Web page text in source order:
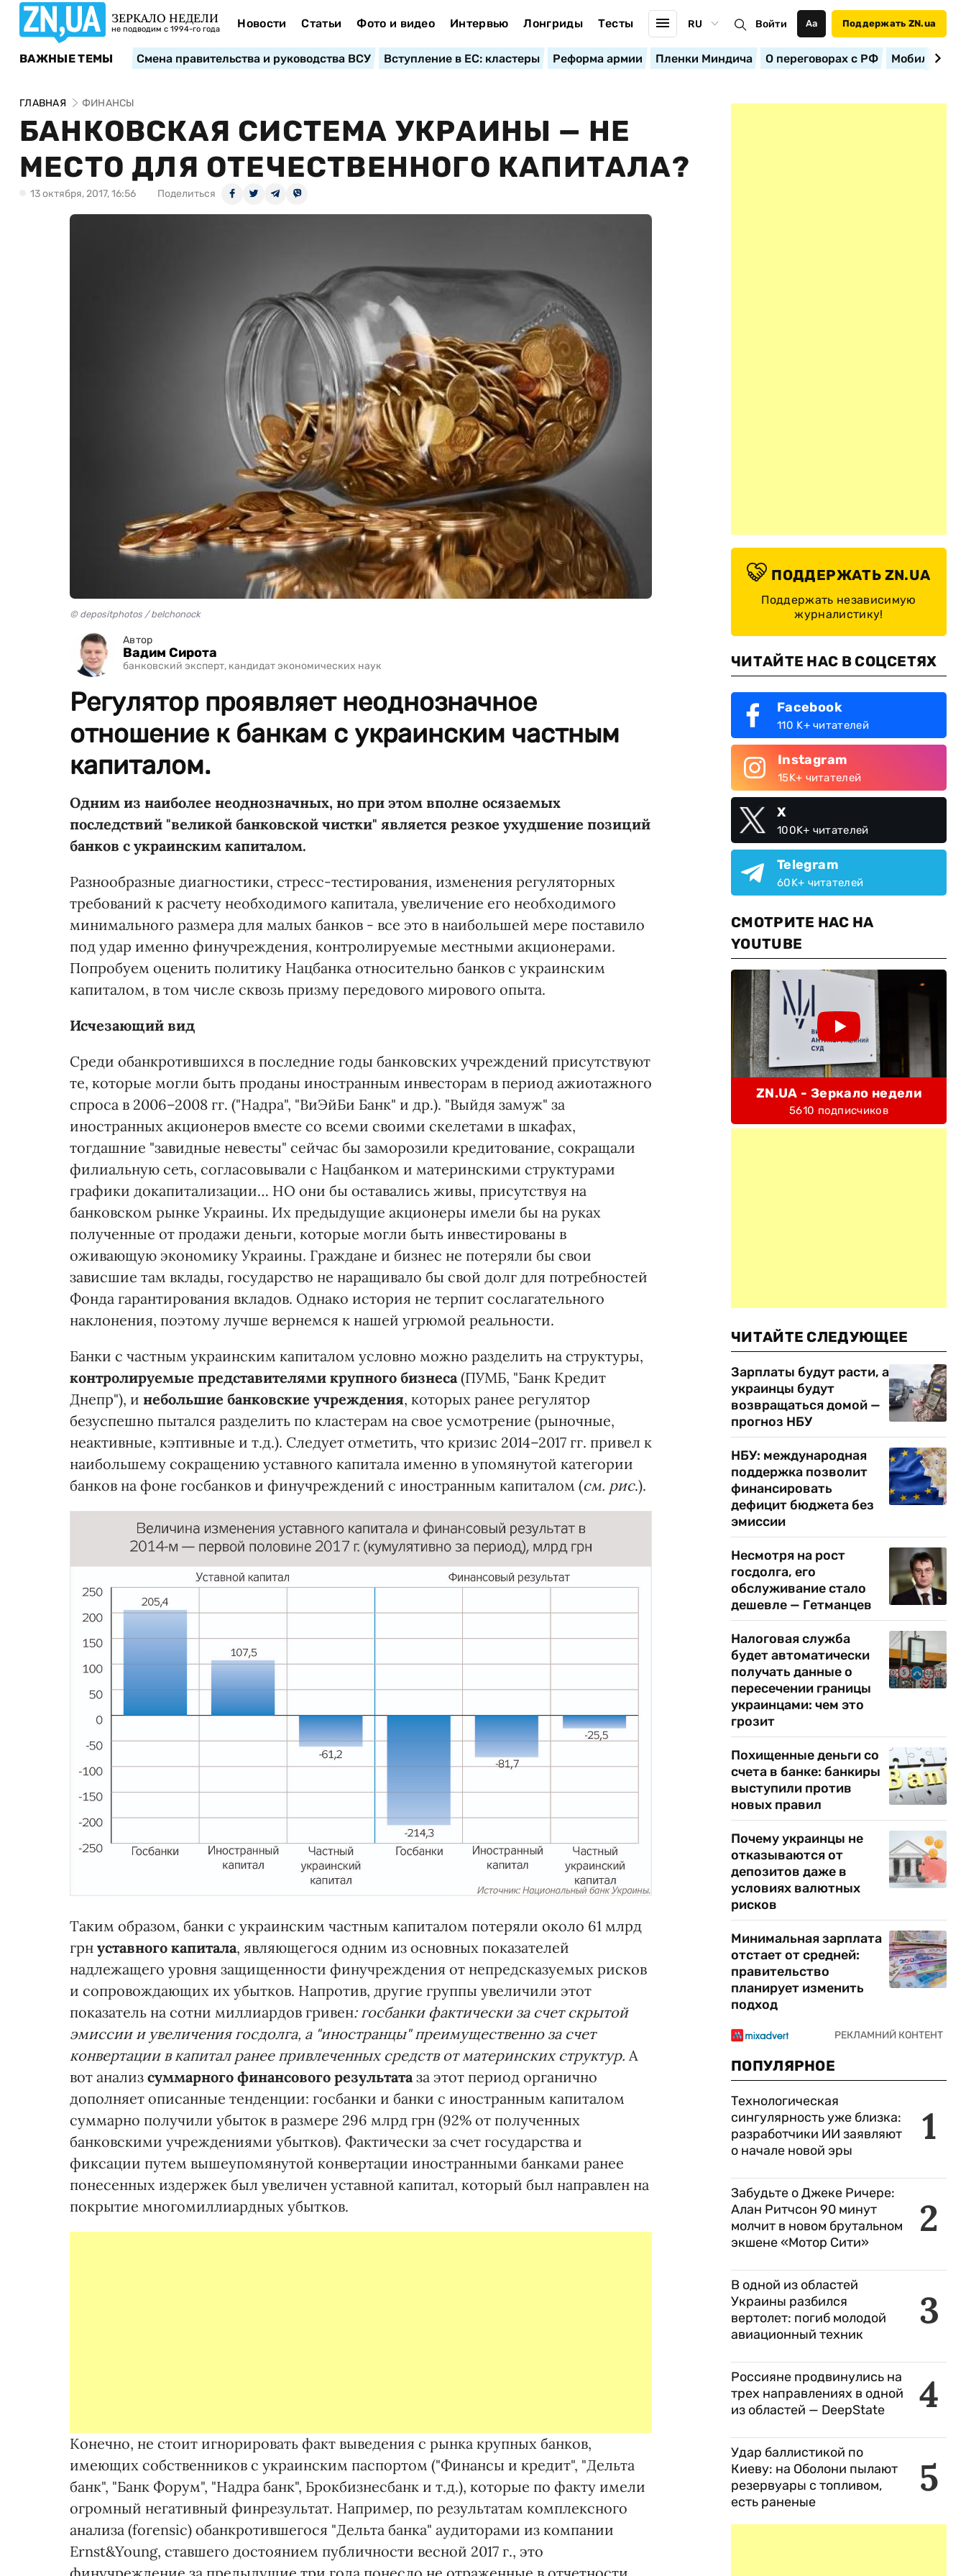
ЗЕРКАЛО НЕДЕЛИ
не подводим с 1994-го года Новости Статьи Фото и видео Интервью Лонгриды Тесты RU Войти Аа Поддержать ZN.ua
ВАЖНЫЕ ТЕМЫ Смена правительства и руководства ВСУ Вступление в ЕС: кластеры Реформа армии Пленки Миндича О переговорах с РФ
ГЛАВНАЯ ФИНАНСЫ
БАНКОВСКАЯ СИСТЕМА УКРАИНЫ — НЕ
МЕСТО ДЛЯ ОТЕЧЕСТВЕННОГО КАПИТАЛА?
13 октября, 2017, 16:56 Поделиться
© depositphotos / belchonock
Автор
Вадим Сирота
банковский эксперт, кандидат экономических наук
Регулятор проявляет неоднозначное
отношение к банкам с украинским частным
капиталом.
Одним из наиболее неоднозначных, но при этом вполне осязаемых
последствий "великой банковской чистки" является резкое ухудшение позиций
банков с украинским капиталом.
Разнообразные диагностики, стресс-тестирования, изменения регуляторных
требований к расчету необходимого капитала, увеличение его необходимого
минимального размера для малых банков - все это в наибольшей мере поставило
под удар именно финучреждения, контролируемые местными акционерами.
Попробуем оценить политику Нацбанка относительно банков с украинским
капиталом, в том числе сквозь призму передового мирового опыта.
Исчезающий вид
Среди обанкротившихся в последние годы банковских учреждений присутствуют
те, которые могли быть проданы иностранным инвесторам в период ажиотажного
спроса в 2006–2008 гг. ("Надра", "ВиЭйБи Банк" и др.). "Выйдя замуж" за
иностранных акционеров вместе со всеми своими скелетами в шкафах,
тогдашние "завидные невесты" сейчас бы заморозили кредитование, сокращали
филиальную сеть, согласовывали с Нацбанком и материнскими структурами
графики докапитализации… НО они бы оставались живы, присутствуя на
банковском рынке Украины. Их предыдущие акционеры имели бы на руках
полученные от продажи деньги, которые могли быть инвестированы в
оживающую экономику Украины. Граждане и бизнес не потеряли бы свои
зависшие там вклады, государство не наращивало бы свой долг для потребностей
Фонда гарантирования вкладов. Однако история не терпит сослагательного
наклонения, поэтому лучше вернемся к нашей угрюмой реальности.
Банки с частным украинским капиталом условно можно разделить на структуры,
контролируемые представителями крупного бизнеса (ПУМБ, "Банк Кредит
Днепр"), и небольшие банковские учреждения, которых ранее регулятор
безуспешно пытался разделить по кластерам на свое усмотрение (рыночные,
неактивные, кэптивные и т.д.). Следует отметить, что кризис 2014–2017 гг. привел к
наибольшему сокращению уставного капитала именно в упомянутой категории
банков на фоне госбанков и финучреждений с иностранным капиталом (см. рис.).
Таким образом, банки с украинским частным капиталом потеряли около 61 млрд
грн уставного капитала, являющегося одним из основных показателей
надлежащего уровня защищенности финучреждения от непредсказуемых рисков
и сопровождающих их убытков. Напротив, другие группы увеличили этот
показатель на сотни миллиардов гривен: госбанки фактически за счет скрытой
эмиссии и увеличения госдолга, а "иностранцы" преимущественно за счет
конвертации в капитал ранее привлеченных средств от материнских структур. А
вот анализ суммарного финансового результатаза этот период органично
дополняет описанные тенденции: госбанки и банки с иностранным капиталом
суммарно получили убыток в размере 296 млрд грн (92% от полученных
банковскими учреждениями убытков). Фактически за счет государства и
фиксации путем вышеупомянутой конвертации иностранными банками ранее
понесенных издержек был увеличен уставной капитал, который был направлен на
покрытие многомиллиардных убытков.
Конечно, не стоит игнорировать факт выведения с рынка крупных банков,
имеющих собственников с украинским паспортом ("Финансы и кредит", "Дельта
банк", "Банк Форум", "Надра банк", Брокбизнесбанк и т.д.), которые по факту имели
огромный негативный финрезультат. Например, по результатам комплексного
анализа (forensic) обанкротившегося "Дельта банка" аудиторами из компании
Ernst&Young, ставшего достоянием публичности весной 2017 г., это
ПОДДЕРЖАТЬ ZN.UA
Поддержать независимую
журналистику!
ЧИТАЙТЕ НАС В СОЦСЕТЯХ
Facebook
110 K+ читателей
Instagram
15K+ читателей
X
100K+ читателей
Telegram
60K+ читателей
СМОТРИТЕ НАС НА
YOUTUBE
ZN.UA - Зеркало недели
5610 подписчиков
ЧИТАЙТЕ СЛЕДУЮЩЕЕ
Зарплаты будут расти, а
украинцы будут
возвращаться домой —
прогноз НБУ
НБУ: международная
поддержка позволит
финансировать
дефицит бюджета без
эмиссии
Несмотря на рост
госдолга, его
обслуживание стало
дешевле — Гетманцев
Налоговая служба
будет автоматически
получать данные о
пересечении границы
украинцами: чем это
грозит
Похищенные деньги со
счета в банке: банкиры
выступили против
новых правил
Почему украинцы не
отказываются от
депозитов даже в
условиях валютных
рисков
Минимальная зарплата
отстает от средней:
правительство
планирует изменить
подход
ПОПУЛЯРНОЕ
1
Технологическая
сингулярность уже близка:
разработчики ИИ заявляют
о начале новой эры
2
Забудьте о Джеке Ричере:
Алан Ритчсон 90 минут
молчит в новом брутальном
экшене «Мотор Сити»
3
В одной из областей
Украины разбился
вертолет: погиб молодой
авиационный техник
4
Россияне продвинулись на
трех направлениях в одной
из областей — DeepState
5
Удар баллистикой по
Киеву: на Оболони пылают
резервуары с топливом,
есть раненые